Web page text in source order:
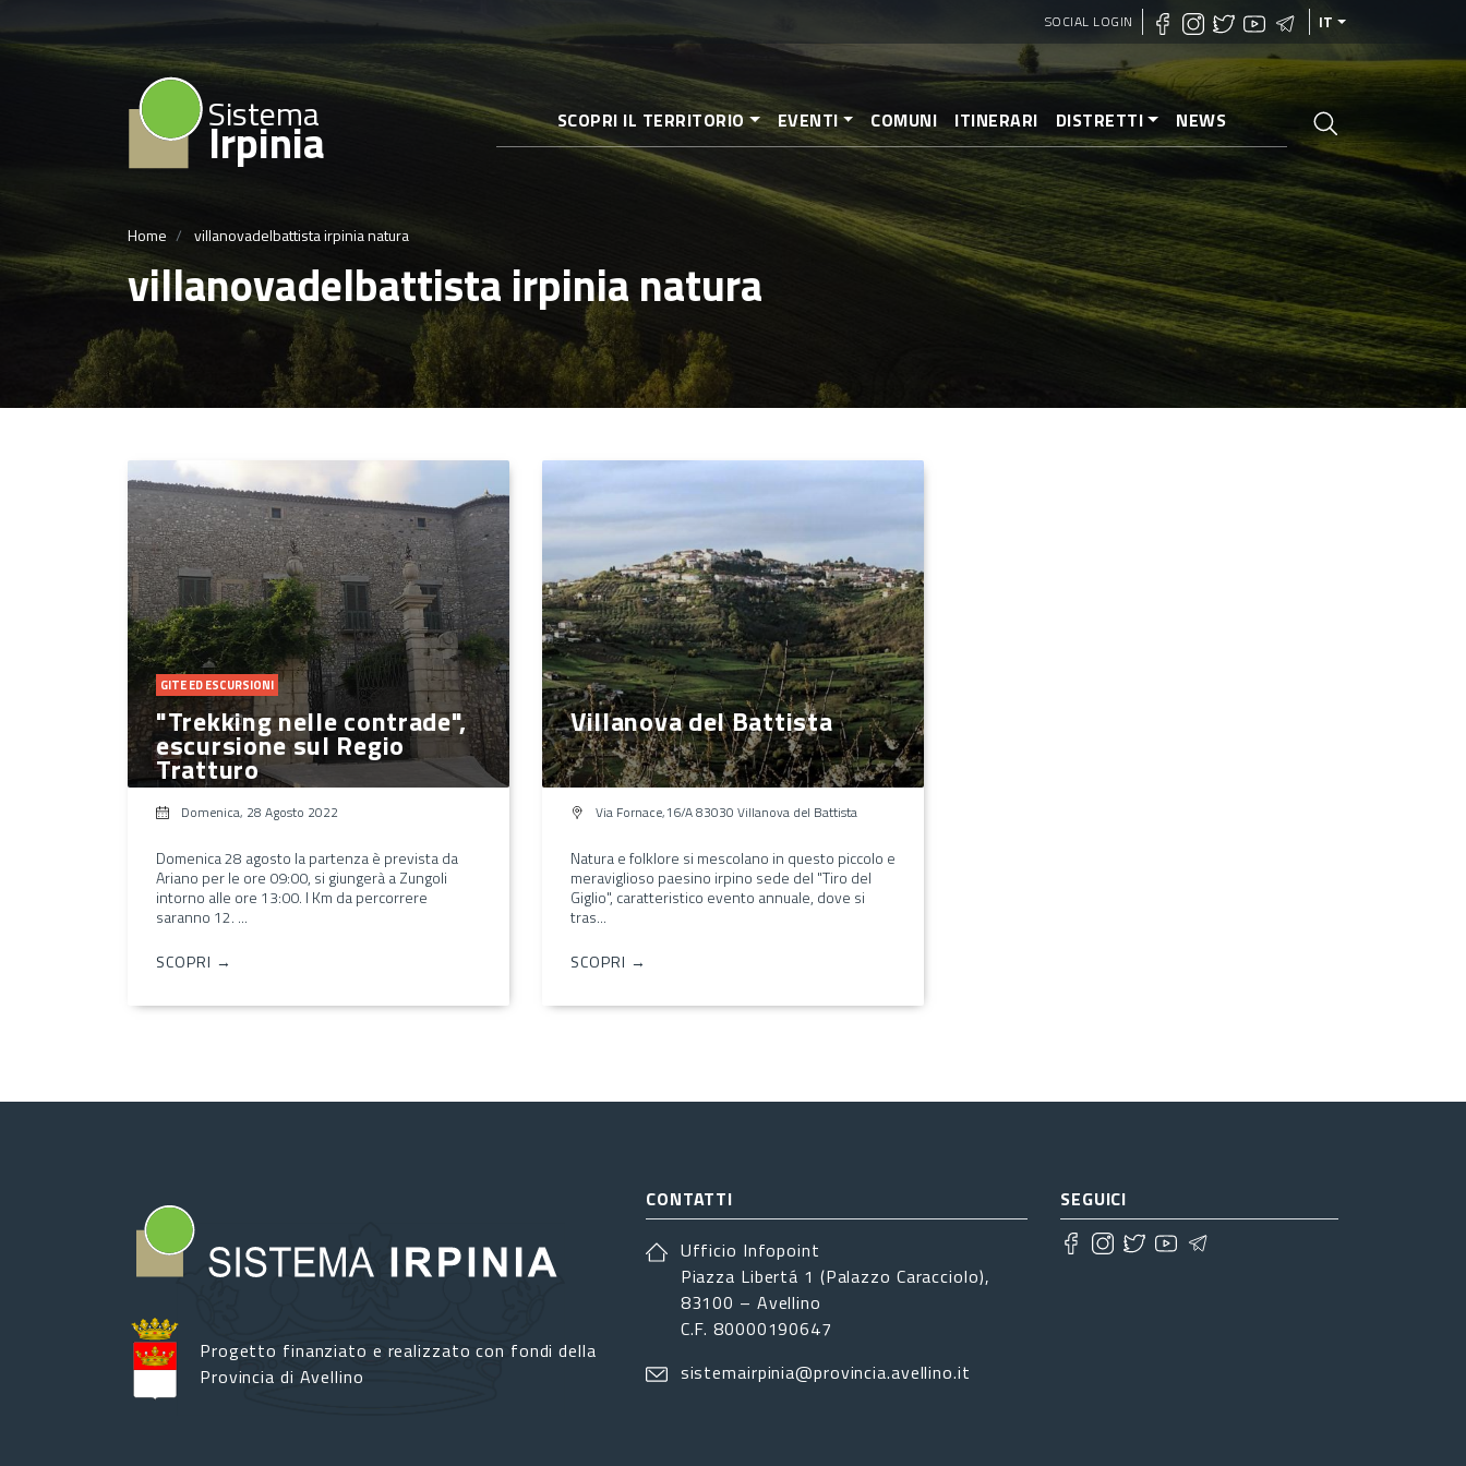
al
contenuto
principale
SOCIAL LOGIN IT
Sistema
Irpinia SCOPRI IL TERRITORIO EVENTI COMUNI ITINERARI DISTRETTI NEWS
Home villanovadelbattista irpinia natura
villanovadelbattista irpinia natura
GITE ED ESCURSIONI
"Trekking nelle contrade",
escursione sul Regio
Tratturo
Domenica, 28 Agosto 2022
Domenica 28 agosto la partenza è prevista da
Ariano per le ore 09:00, si giungerà a Zungoli
intorno alle ore 13:00. I Km da percorrere
saranno 12. ...
SCOPRI →
Villanova del Battista
Via Fornace,16/A 83030 Villanova del Battista
Natura e folklore si mescolano in questo piccolo e
meraviglioso paesino irpino sede del "Tiro del
Giglio", caratteristico evento annuale, dove si
tras...
SCOPRI →
Progetto finanziato e realizzato con fondi della
Provincia di Avellino
CONTATTI
Ufficio Infopoint
Piazza Libertá 1 (Palazzo Caracciolo),
83100 – Avellino
C.F. 80000190647
sistemairpinia@provincia.avellino.it
SEGUICI